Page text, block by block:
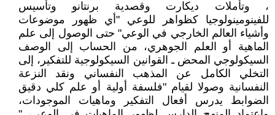
، وتأملات ديكارت وقصدية برنتانو وتأسيس
للفينومينولوجيا كظواهر للوعي "أي ظهور موضوعات
وأشياء العالم الخارجي في الوعي" حتى الوصول إلى علم
الماهية أو العلم الجوهري، من الحساب إلى الوصف
السيكولوجي المحض ـ القوانين السيكولوجية للتفكير، إلى
التخلي الكامل عن المذهب النفساني ونقد النزعة
النفسانية وصولا لقيام "فلسفة أولية أو علم كلي دقيق
الضوابط يدرس أفعال التفكير وماهيات الموجودات،